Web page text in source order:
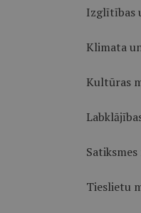
Izglītības
Klimata
Kultūras
Tieslietu